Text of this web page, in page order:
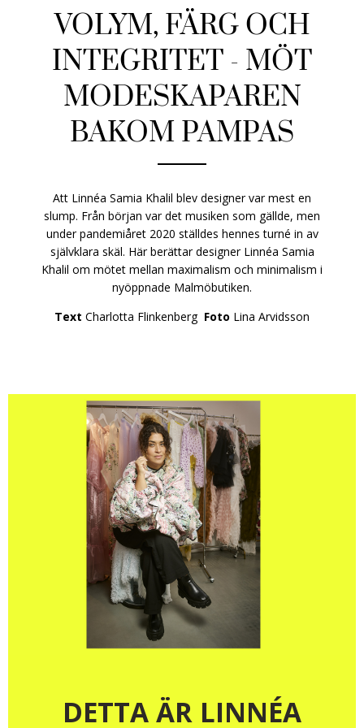
VOLYM, FÄRG OCH
INTEGRITET - MÖT
MODESKAPAREN
BAKOM PAMPAS
Att Linnéa Samia Khalil blev designer var mest en
slump. Från början var det musiken som gällde, men
under pandemiåret 2020 ställdes hennes turné in av
självklara skäl. Här berättar designer Linnéa Samia
Khalil om mötet mellan maximalism och minimalism i
nyöppnade Malmöbutiken.
Text Charlotta Flinkenberg Foto Lina Arvidsson
DETTA ÄR LINNÉA